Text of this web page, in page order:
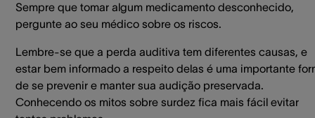
Sempre que tomar algum medicamento desconhecido,
pergunte ao seu médico sobre os riscos.
Lembre-se que a perda auditiva tem diferentes causas, e
estar bem informado a respeito delas é uma importante
de se prevenir e manter sua audição preservada.
Conhecendo os mitos sobre surdez fica mais fácil evitar